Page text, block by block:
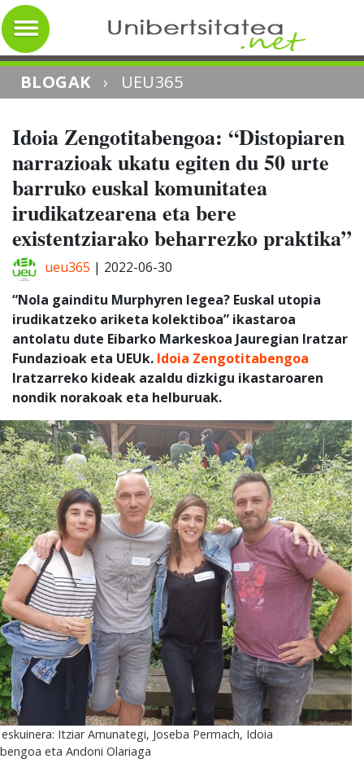
BLOGAK › UEU365
Idoia Zengotitabengoa: “Distopiaren
narrazioak ukatu egiten du 50 urte
barruko euskal komunitatea
irudikatzearena eta bere
existentziarako beharrezko praktika”
ueu365 | 2022-06-30
“Nola gainditu Murphyren legea? Euskal utopia
irudikatzeko ariketa kolektiboa” ikastaroa
antolatu dute Eibarko Markeskoa Jauregian Iratzar
Fundazioak eta UEUk. Idoia Zengotitabengoa
Iratzarreko kideak azaldu dizkigu ikastaroaren
nondik norakoak eta helburuak.
Itziar Amunategi, Joseba Permach, Idoia
eta Andoni Olariaga